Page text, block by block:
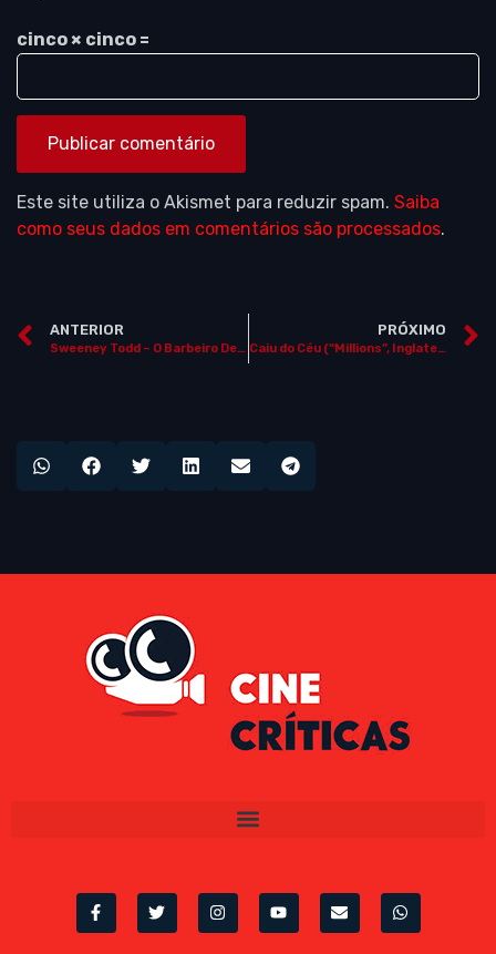
cinco × cinco =
Este site utiliza o Akismet para reduzir spam. Saiba
como seus dados em comentários são processados.
ANTERIOR
Sweeney Todd – O Barbeiro Demoníaco da Rua Fleet (“Sweeney Todd: The Demon Barber of Fleet Street”, EUA / Inglaterra, 2007) ***NOS CINEMAS***
PRÓXIMO
Caiu do Céu (“Millions”, Inglaterra, 2004)